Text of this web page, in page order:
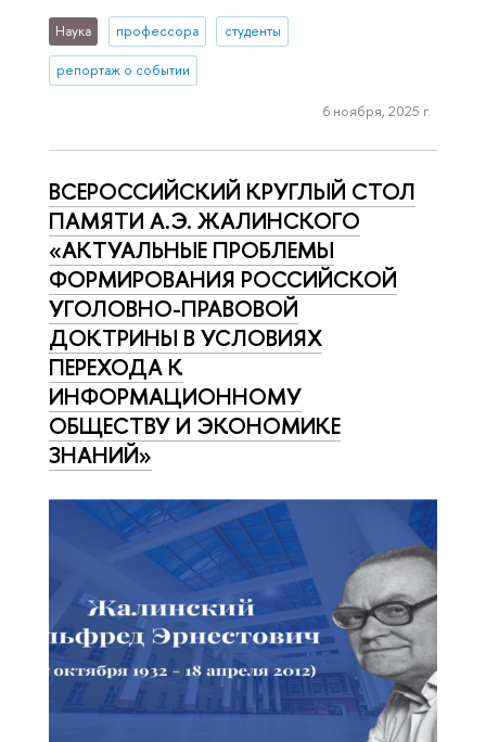
Наука профессора студенты
репортаж о событии
6 ноября, 2025 г.
ВСЕРОССИЙСКИЙ КРУГЛЫЙ СТОЛ
ПАМЯТИ А.Э. ЖАЛИНСКОГО
«АКТУАЛЬНЫЕ ПРОБЛЕМЫ
ФОРМИРОВАНИЯ РОССИЙСКОЙ
УГОЛОВНО-ПРАВОВОЙ
ДОКТРИНЫ В УСЛОВИЯХ
ПЕРЕХОДА К
ИНФОРМАЦИОННОМУ
ОБЩЕСТВУ И ЭКОНОМИКЕ
ЗНАНИЙ»